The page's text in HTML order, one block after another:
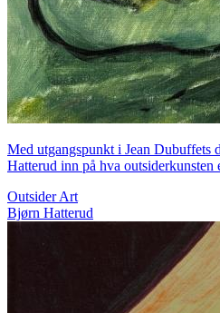
Med utgangspunkt i Jean Dubuffets
Hatterud inn på hva outsiderkunsten
Outsider Art
Bjørn Hatterud